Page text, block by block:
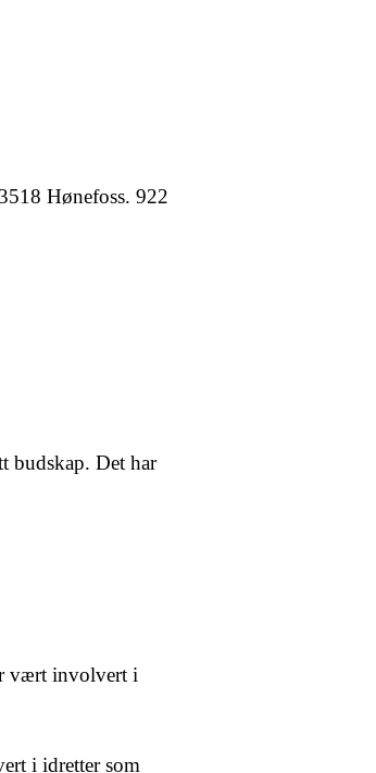
Hønefoss. 922
budskap. Det har
vært involvert i
i idretter som